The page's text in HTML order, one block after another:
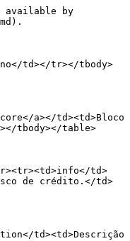
available by
td></tr></tbody>
a></td><td>Bloco
tbody></table>
td>
de crédito.</td>
td><td>Descrição